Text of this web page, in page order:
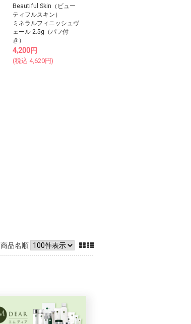
Beautiful Skin（ビュー
ティフルスキン）
ミネラルフィニッシュヴ
ェール 2.5g（パフ付
き）
4,200円
(税込 4,620円)
商品名順